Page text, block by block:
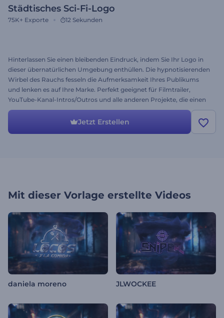
Städtisches Sci-Fi-Logo
75K+ Exporte 12 Sekunden
Hinterlassen Sie einen bleibenden Eindruck, indem Sie Ihr Logo in
dieser übernatürlichen Umgebung enthüllen. Die hypnotisierenden
Wirbel des Rauchs fesseln die Aufmerksamkeit Ihres Publikums
und lenken es auf Ihre Marke. Perfekt geeignet für Filmtrailer,
YouTube-Kanal-Intros/Outros und alle anderen Projekte, die einen
filmischen Opener benötigen. Geben Sie dem Städttischen Sci-Fi-
Logo heute eine Chance!Jetzt Erstellen
Mit dieser Vorlage erstellte Videos
daniela moreno JLWOCKEE